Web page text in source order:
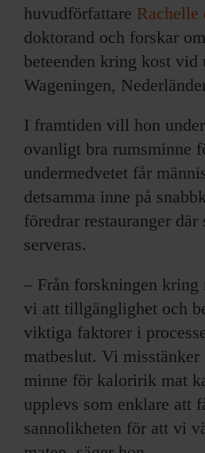
huvudförfattare Rachelle
doktorand och forskar
beteenden kring kost vid
Wageningen,
I framtiden vill hon
ovanligt bra rumsminne
undermedvetet får
detsamma inne på
föredrar restauranger där
serveras.
– Från forskningen kring
vi att tillgänglighet och
viktiga faktorer i
matbeslut. Vi
minne för kaloririk mat
upplevs som enklare att
sannolikheten för att vi